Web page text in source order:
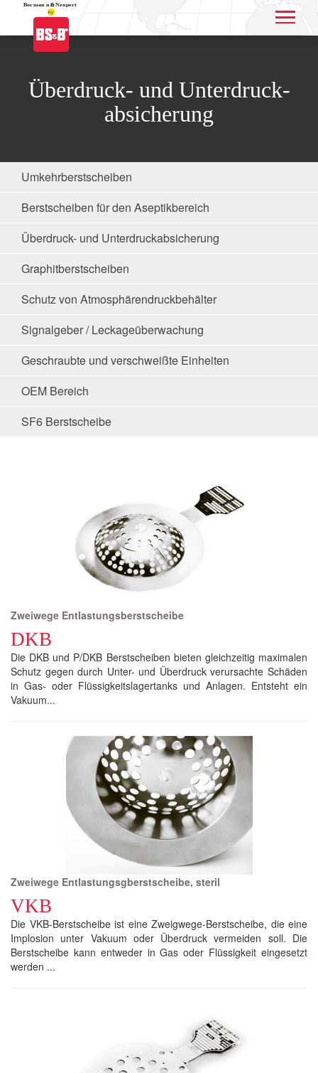
Application name
Überdruck- und Unterdruck-
absicherung
Umkehrberstscheiben
Berstscheiben für den Aseptikbereich
Überdruck- und Unterdruckabsicherung
Graphitberstscheiben
Schutz von Atmosphärendruckbehälter
Signalgeber / Leckageüberwachung
Geschraubte und verschweißte Einheiten
OEM Bereich
SF6 Berstscheibe
Zweiwege Entlastungsberstscheibe
DKB
Die DKB und P/DKB Berstscheiben bieten gleichzeitig maximalen
Schutz gegen durch Unter- und Überdruck verursachte Schäden
in Gas- oder Flüssigkeitslagertanks und Anlagen. Entsteht ein
Vakuum...
Zweiwege Entlastungsgberstscheibe, steril
VKB
Die VKB-Berstscheibe ist eine Zweigwege-Berstscheibe, die eine
Implosion unter Vakuum oder Überdruck vermeiden soll. Die
Berstscheibe kann entweder in Gas oder Flüssigkeit eingesetzt
werden ...